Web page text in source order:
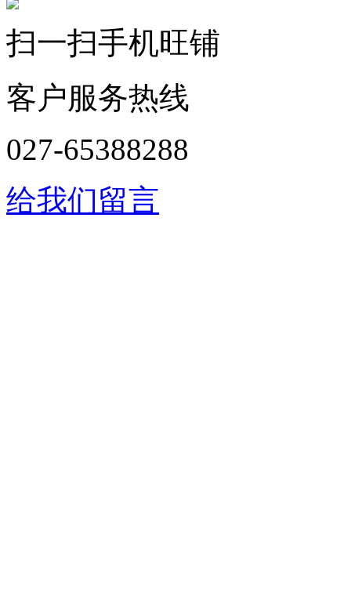
扫一扫手机旺铺
客户服务热线
027-65388288
给我们留言